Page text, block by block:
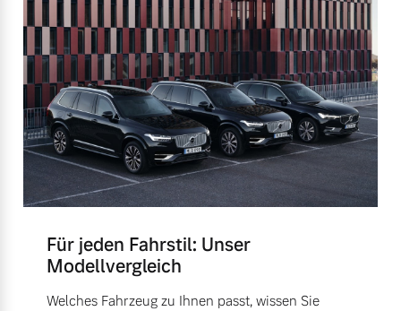
Für jeden Fahrstil: Unser
Modellvergleich
Welches Fahrzeug zu Ihnen passt, wissen Sie